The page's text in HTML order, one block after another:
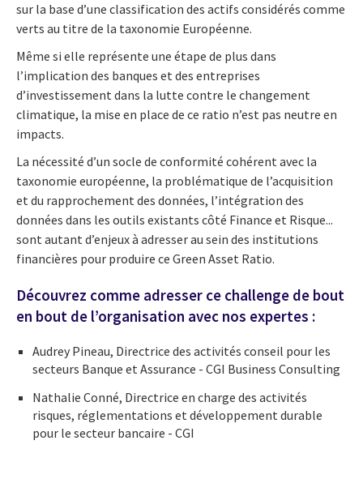
sur la base d’une classification des actifs considérés comme
verts au titre de la taxonomie Européenne.
Même si elle représente une étape de plus dans
l’implication des banques et des entreprises
d’investissement dans la lutte contre le changement
climatique, la mise en place de ce ratio n’est pas neutre en
impacts.
La nécessité d’un socle de conformité cohérent avec la
taxonomie européenne, la problématique de l’acquisition
et du rapprochement des données, l’intégration des
données dans les outils existants côté Finance et Risque...
sont autant d’enjeux à adresser au sein des institutions
financières pour produire ce Green Asset Ratio.
Découvrez comme adresser ce challenge de bout
en bout de l’organisation avec nos expertes :
Audrey Pineau, Directrice des activités conseil pour les
secteurs Banque et Assurance - CGI Business Consulting
Nathalie Conné, Directrice en charge des activités
risques, réglementations et développement durable
pour le secteur bancaire - CGI